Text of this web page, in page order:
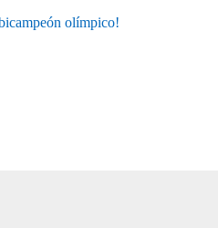
olímpico!